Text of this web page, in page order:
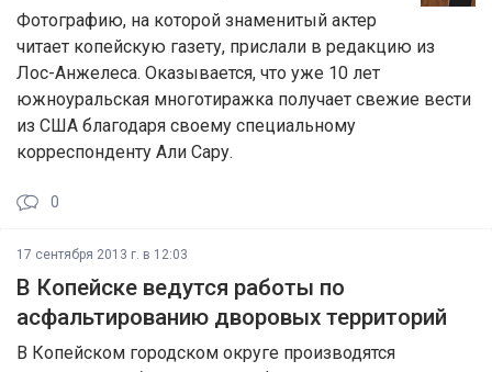
Фотографию, на которой знаменитый актер
читает копейскую газету, прислали в редакцию из
Лос-Анжелеса. Оказывается, что уже 10 лет
южноуральская многотиражка получает свежие вести
из США благодаря своему специальному
корреспонденту Али Сару.
0
17 сентября 2013 г. в 12:03
В Копейске ведутся работы по
асфальтированию дворовых территорий
В Копейском городском округе производятся